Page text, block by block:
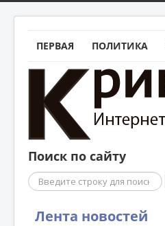
ПЕРВАЯ ПОЛИТИКА
Поиск по сайту
Поиск
Лента новостей